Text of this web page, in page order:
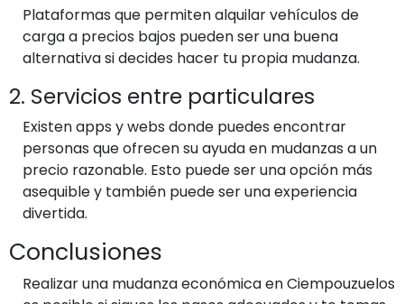
Plataformas que permiten alquilar vehículos de
carga a precios bajos pueden ser una buena
alternativa si decides hacer tu propia mudanza.
2. Servicios entre particulares
Existen apps y webs donde puedes encontrar
personas que ofrecen su ayuda en mudanzas a un
precio razonable. Esto puede ser una opción más
asequible y también puede ser una experiencia
divertida.
Conclusiones
Realizar una mudanza económica en Ciempouzuelos